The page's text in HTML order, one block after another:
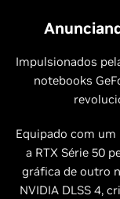
Impulsionados
notebooks
Equipado com
a RTX Série 50
gráfica de outro
NVIDIA DLSS 4,